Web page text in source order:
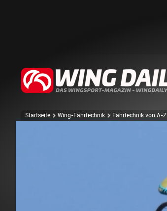
Startseite Wing-Fahrtechnik Fahrtechnik von A-Z